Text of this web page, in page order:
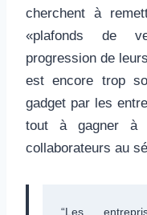
cherchent à
«plafonds de
progression de
est encore trop
gadget par les
tout à gagner à
collaborateurs au
Les